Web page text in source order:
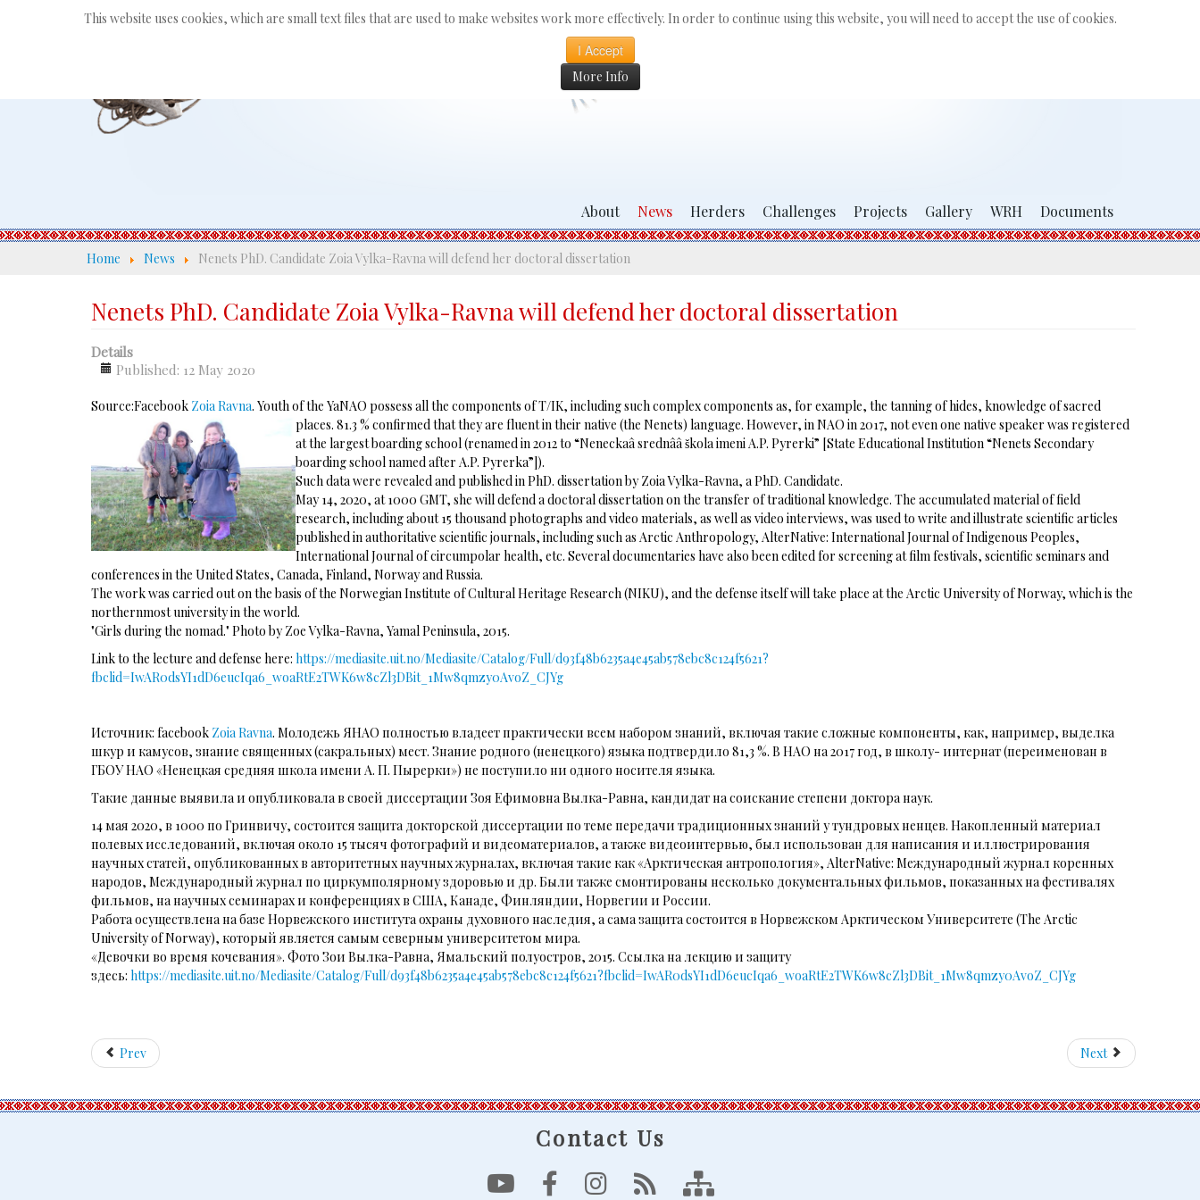
This website uses cookies, which are small text files that are used to make websites work more effectively. In order to continue using this website, you will need to accept the use of cookies.
I Accept
More Info
Search
About News Herders Challenges Projects Gallery WRH Documents
Home News Nenets PhD. Candidate Zoia Vylka-Ravna will defend her doctoral dissertation
Nenets PhD. Candidate Zoia Vylka-Ravna will defend her doctoral dissertation
Details
Published: 12 May 2020
Source:Facebook Zoia Ravna. Youth of the YaNAO possess all the components of T/IK, including such complex components as, for example, the tanning of hides, knowledge of sacred
places. 81.3 % confirmed that they are fluent in their native (the Nenets) language. However, in NAO in 2017, not even one native speaker was registered
at the largest boarding school (renamed in 2012 to “Neneckaâ srednââ škola imeni A.P. Pyrerki” [State Educational Institution “Nenets Secondary
boarding school named after A.P. Pyrerka”]).
Such data were revealed and published in PhD. dissertation by Zoia Vylka-Ravna, a PhD. Candidate.
May 14, 2020, at 1000 GMT, she will defend a doctoral dissertation on the transfer of traditional knowledge. The accumulated material of field
research, including about 15 thousand photographs and video materials, as well as video interviews, was used to write and illustrate scientific articles
published in authoritative scientific journals, including such as Arctic Anthropology, AlterNative: International Journal of Indigenous Peoples,
International Journal of circumpolar health, etc. Several documentaries have also been edited for screening at film festivals, scientific seminars and
conferences in the United States, Canada, Finland, Norway and Russia.
The work was carried out on the basis of the Norwegian Institute of Cultural Heritage Research (NIKU), and the defense itself will take place at the Arctic University of Norway, which is the
northernmost university in the world.
"Girls during the nomad." Photo by Zoe Vylka-Ravna, Yamal Peninsula, 2015.
Link to the lecture and defense here: https://mediasite.uit.no/Mediasite/Catalog/Full/d93f48b6235a4e45ab578ebc8c124f5621?
fbclid=IwAR0dsYI1dD6eucIqa6_woaRtE2TWK6w8cZl3DBit_1Mw8qmzy0AvoZ_CJYg
Источник: facebook Zoia Ravna. Молодежь ЯНАО полностью владеет практически всем набором знаний, включая такие сложные компоненты, как, например, выделка
шкур и камусов, знание священных (сакральных) мест. Знание родного (ненецкого) языка подтвердило 81,3 %. В НАО на 2017 год, в школу- интернат (переименован в
ГБОУ НАО «Ненецкая средняя школа имени А. П. Пырерки») не поступило ни одного носителя языка.
Такие данные выявила и опубликовала в своей диссертации Зоя Ефимовна Вылка-Равна, кандидат на соискание степени доктора наук.
14 мая 2020, в 1000 по Гринвичу, состоится защита докторской диссертации по теме передачи традиционных знаний у тундровых ненцев. Накопленный материал
полевых исследований, включая около 15 тысяч фотографий и видеоматериалов, а также видеоинтервью, был использован для написания и иллюстрирования
научных статей, опубликованных в авторитетных научных журналах, включая такие как «Арктическая антропология», AlterNative: Международный журнал коренных
народов, Международный журнал по циркумполярному здоровью и др. Были также смонтированы несколько документальных фильмов, показанных на фестивалях
фильмов, на научных семинарах и конференциях в США, Канаде, Финляндии, Норвегии и России.
Работа осуществлена на базе Норвежского института охраны духовного наследия, а сама защита состоится в Норвежском Арктическом Университете (The Arctic
University of Norway), который является самым северным университетом мира.
«Девочки во время кочевания». Фото Зои Вылка-Равна, Ямальский полуостров, 2015. Ссылка на лекцию и защиту
здесь: https://mediasite.uit.no/Mediasite/Catalog/Full/d93f48b6235a4e45ab578ebc8c124f5621?fbclid=IwAR0dsYI1dD6eucIqa6_woaRtE2TWK6w8cZl3DBit_1Mw8qmzy0AvoZ_CJYg
Prev Next
Contact Us